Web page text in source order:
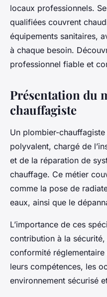
Julia•16 septembre 2025 •4
locaux professionnels.
qualifiées couvrent
équipements sanitaires,
à chaque besoin.
professionnel fiable et
Présentation du
chauffagiste
Un plombier-
polyvalent, chargé de
et de la réparation de
chauffage. Ce métier
comme la pose de
eaux, ainsi que le
L’importance de ces
contribution à la
conformité
leurs compétences, les
environnement sécurisé